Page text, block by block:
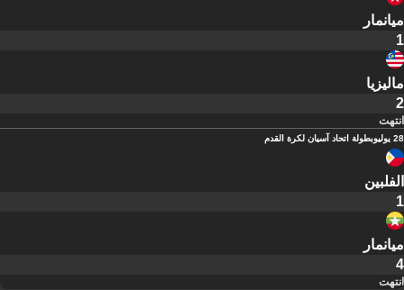
ميانمار
1
ماليزيا
2
انتهت
28 يوليو بطولة اتحاد آسيان لكرة القدم
الفلبين
1
ميانمار
4
انتهت